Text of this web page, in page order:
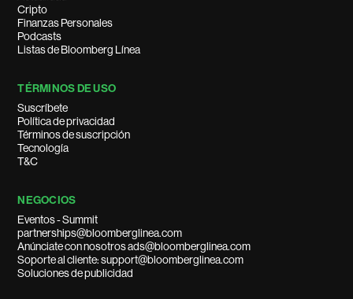
Cripto
Finanzas Personales
Podcasts
Listas de Bloomberg Línea
TÉRMINOS DE USO
Suscríbete
Política de privacidad
Términos de suscripción
Tecnología
T&C
NEGOCIOS
Eventos - Summit
partnerships@bloomberglinea.com
Anúnciate con nosotros ads@bloomberglinea.com
Soporte al cliente: support@bloomberglinea.com
Soluciones de publicidad